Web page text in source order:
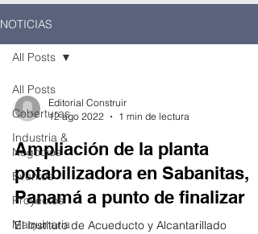
NOTICIAS
All Posts
Coberturas
Industria &
Negocios
Eventos
Proyectos
Maquinaria
All Posts
Editorial Construir
12 ago 2022
1 min de lectura
Ampliación de la planta
potabilizadora en Sabanitas,
Panamá a punto de finalizar
El Instituto de Acueducto y Alcantarillado